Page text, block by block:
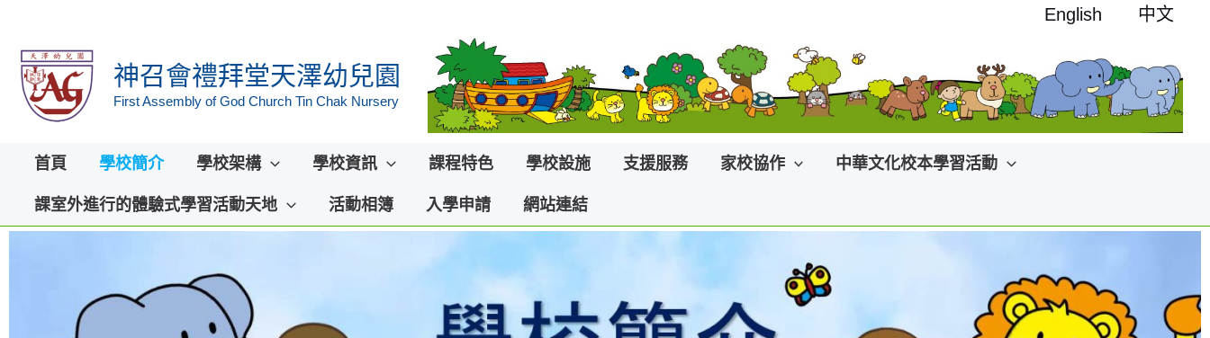
content
English 中文
神召會禮拜堂天澤幼兒園
First Assembly of God Church Tin Chak Nursery
首頁 學校簡介 學校架構 學校資訊 課程特色 學校設施 支援服務 家校協作 中華文化校本學習活動
課室外進行的體驗式學習活動天地 活動相簿 入學申請 網站連結